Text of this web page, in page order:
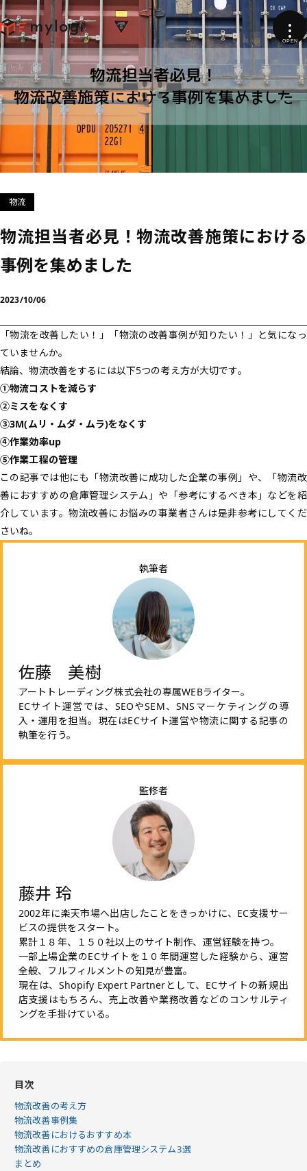
物流
物流担当者必見！物流改善施策における
事例を集めました
2023/10/06
「物流を改善したい！」「物流の改善事例が知りたい！」と気になっ
ていませんか。
結論、物流改善をするには以下5つの考え方が大切です。
①物流コストを減らす
②ミスをなくす
③3M(ムリ・ムダ・ムラ)をなくす
④作業効率up
⑤作業工程の管理
この記事では他にも「物流改善に成功した企業の事例」や、「物流改
善におすすめの倉庫管理システム」や「参考にするべき本」などを紹
介しています。物流改善にお悩みの事業者さんは是非参考にしてくだ
さいね。
執筆者
佐藤 美樹
アートトレーディング株式会社の専属WEBライター。
ECサイト運営では、SEOやSEM、SNSマーケティングの導
入・運用を担当。現在はECサイト運営や物流に関する記事の
執筆を行う。
監修者
藤井 玲
2002年に楽天市場へ出店したことをきっかけに、EC支援サー
ビスの提供をスタート。
累計１８年、１５０社以上のサイト制作、運営経験を持つ。
一部上場企業のECサイトを１０年間運営した経験から、運営
全般、フルフィルメントの知見が豊富。
現在は、Shopify Expert Partnerとして、ECサイトの新規出
店支援はもちろん、売上改善や業務改善などのコンサルティ
ングを手掛けている。
目次
物流改善の考え方
物流改善事例集
物流改善におけるおすすめ本
物流改善におすすめの倉庫管理システム3選
まとめ